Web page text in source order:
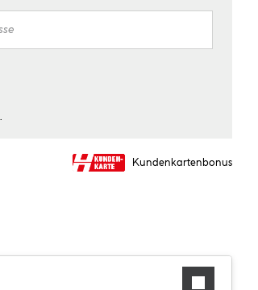
Kundenkartenbonus